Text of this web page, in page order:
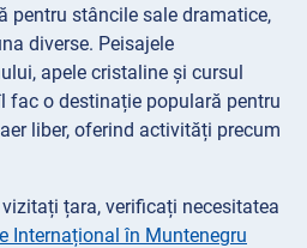
pentru stâncile sale dramatice,
diverse. Peisajele
apele cristaline și cursul
fac o destinație populară pentru
liber, oferind activități precum
țara, verificați necesitatea
Internațional în Muntenegru